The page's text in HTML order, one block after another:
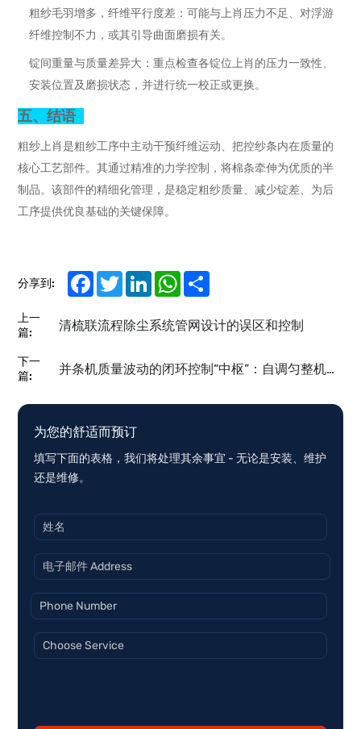
粗纱毛羽增多，纤维平行度差：可能与上肖压力不足、对浮游
纤维控制不力，或其引导曲面磨损有关。
锭间重量与质量差异大：重点检查各锭位上肖的压力一致性、
安装位置及磨损状态，并进行统一校正或更换。
五、结语
粗纱上肖是粗纱工序中主动干预纤维运动、把控纱条内在质量的
核心工艺部件。其通过精准的力学控制，将棉条牵伸为优质的半
制品。该部件的精细化管理，是稳定粗纱质量、减少锭差、为后
工序提供优良基础的关键保障。
分享到: Facebook
TwitterLinkedInWhatsApp
上一
篇:
清梳联流程除尘系统管网设计的误区和控制
下一
篇:
并条机质量波动的闭环控制“中枢”：自调匀整机构解析
为您的舒适而预订
填写下面的表格，我们将处理其余事宜 - 无论是安装、维护
还是维修。